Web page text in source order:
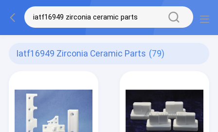
Iatf16949 Zirconia Ceramic Parts (79)